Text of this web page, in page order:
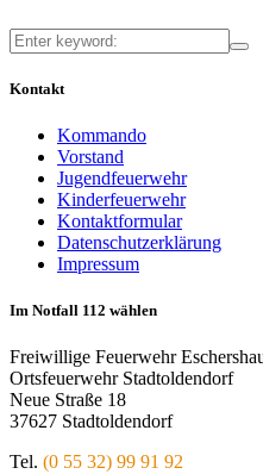
Kontakt
Kommando
Vorstand
Jugendfeuerwehr
Kinderfeuerwehr
Kontaktformular
Datenschutzerklärung
Impressum
Im Notfall 112 wählen
Freiwillige Feuerwehr
Ortsfeuerwehr Stadtoldendorf
Neue Straße 18
37627 Stadtoldendorf
Tel. (0 55 32) 99 91 92